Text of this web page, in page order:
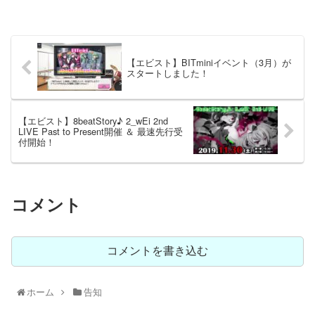
【エビスト】BITminiイベント（3月）が
スタートしました！
【エビスト】8beatStory♪ 2_wEi 2nd
LIVE Past to Present開催 ＆ 最速先行受
付開始！
コメント
コメントを書き込む
ホーム 告知